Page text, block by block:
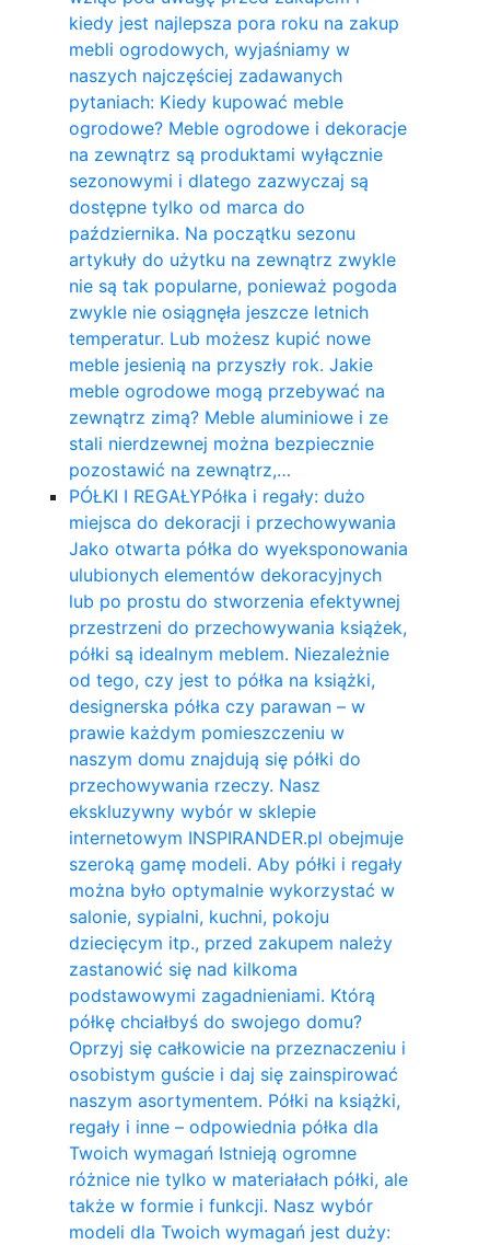
kiedy jest najlepsza pora roku na zakup
mebli ogrodowych, wyjaśniamy w
naszych najczęściej zadawanych
pytaniach: Kiedy kupować meble
ogrodowe? Meble ogrodowe i dekoracje
na zewnątrz są produktami wyłącznie
sezonowymi i dlatego zazwyczaj są
dostępne tylko od marca do
października. Na początku sezonu
artykuły do ​​użytku na zewnątrz zwykle
nie są tak popularne, ponieważ pogoda
zwykle nie osiągnęła jeszcze letnich
temperatur. Lub możesz kupić nowe
meble jesienią na przyszły rok. Jakie
meble ogrodowe mogą przebywać na
zewnątrz zimą? Meble aluminiowe i ze
stali nierdzewnej można bezpiecznie
pozostawić na zewnątrz,…
PÓŁKI I REGAŁYPółka i regały: dużo
miejsca do dekoracji i przechowywania
Jako otwarta półka do wyeksponowania
ulubionych elementów dekoracyjnych
lub po prostu do stworzenia efektywnej
przestrzeni do przechowywania książek,
półki są idealnym meblem. Niezależnie
od tego, czy jest to półka na książki,
designerska półka czy parawan – w
prawie każdym pomieszczeniu w
naszym domu znajdują się półki do
przechowywania rzeczy. Nasz
ekskluzywny wybór w sklepie
internetowym INSPIRANDER.pl obejmuje
szeroką gamę modeli. Aby półki i regały
można było optymalnie wykorzystać w
salonie, sypialni, kuchni, pokoju
dziecięcym itp., przed zakupem należy
zastanowić się nad kilkoma
podstawowymi zagadnieniami. Którą
półkę chciałbyś do swojego domu?
Oprzyj się całkowicie na przeznaczeniu i
osobistym guście i daj się zainspirować
naszym asortymentem. Półki na książki,
regały i inne – odpowiednia półka dla
Twoich wymagań Istnieją ogromne
różnice nie tylko w materiałach półki, ale
także w formie i funkcji. Nasz wybór
modeli dla Twoich wymagań jest duży: